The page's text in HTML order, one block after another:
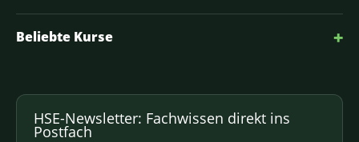
Beliebte Kurse +
HSE-Newsletter: Fachwissen direkt ins
Postfach